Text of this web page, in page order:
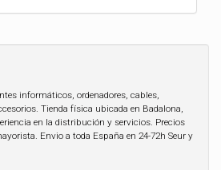
informáticos, ordenadores, cables,
Tienda física ubicada en Badalona,
en la distribución y servicios. Precios
Envio a toda España en 24-72h Seur y